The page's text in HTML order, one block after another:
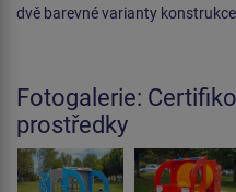
dvě barevné varianty
Fotogalerie:
prostředky